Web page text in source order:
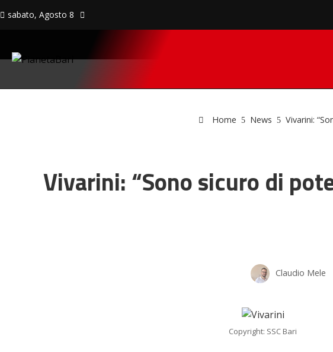
sabato, Agosto 8
Home News Vivarini:
Vivarini: “Sono sicuro di
Claudio Mele
Copyright: SSC Bari